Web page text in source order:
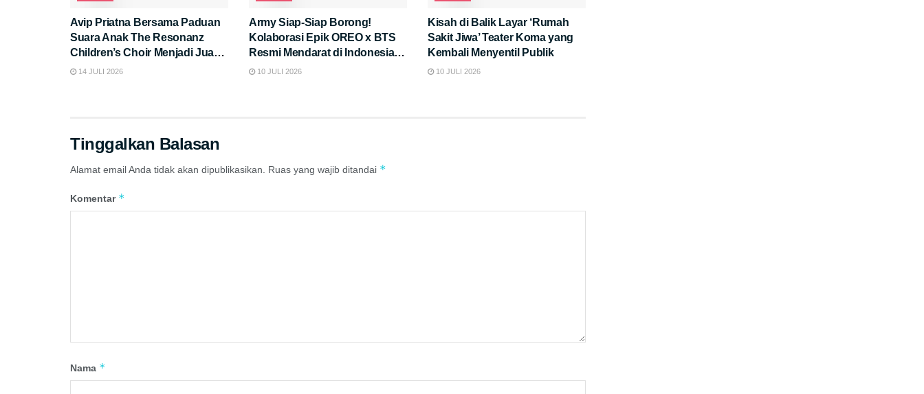
Avip Priatna Bersama Paduan
Suara Anak The Resonanz
Children’s Choir Menjadi Juara
Umum di Kompetisi Paduan
14 JULI 2026
Army Siap-Siap Borong!
Kolaborasi Epik OREO x BTS
Resmi Mendarat di Indonesia,
Apa Saja Keunikannya?
10 JULI 2026
Kisah di Balik Layar ‘Rumah
Sakit Jiwa’ Teater Koma yang
Kembali Menyentil Publik
10 JULI 2026
Tinggalkan Balasan
Alamat email Anda tidak akan dipublikasikan. Ruas yang wajib ditandai *
Komentar *
Nama *